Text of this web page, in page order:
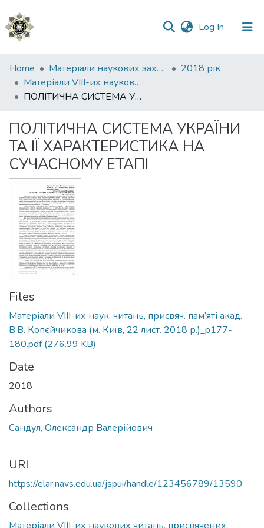
Log In (current)
Communities
&
Collections
Statistics
Home Матеріали наукових заходів
2018 рік
Матеріали VІII-их наукових читань, присвячених пам’яті академіка В. В. Копєйчикова
ПОЛІТИЧНА СИСТЕМА УКРАЇНИ ТА ІЇ ХАРАКТЕРИСТИКА НА СУЧАСНОМУ ЕТАПІ
ПОЛІТИЧНА СИСТЕМА УКРАЇНИ
ТА ІЇ ХАРАКТЕРИСТИКА НА
СУЧАСНОМУ ЕТАПІ
Files
Матеріали VІII-их наук. читань, присвяч. пам’яті акад.
В.В. Копєйчикова (м. Київ, 22 лист. 2018 р.)_p177-
180.pdf(276.99 KB)
Date
2018
Authors
Сандул, Олександр Валерійович
URI
https://elar.navs.edu.ua/jspui/handle/123456789/13590
Collections